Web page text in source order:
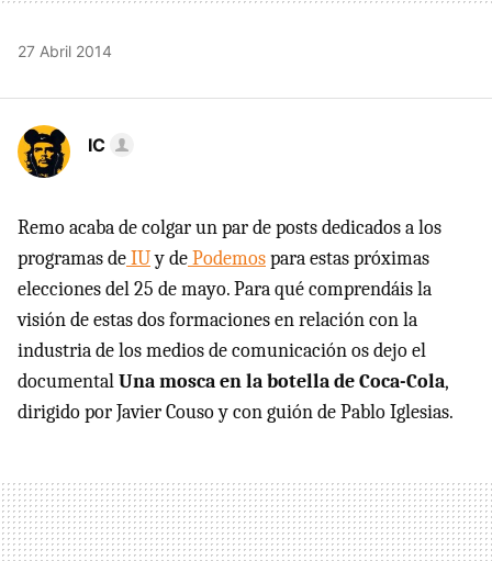
27 Abril 2014
IC
Remo acaba de colgar un par de posts dedicados a los
programas deIUy dePodemospara estas próximas
elecciones del 25 de mayo. Para qué comprendáis la
visión de estas dos formaciones en relación con la
industria de los medios de comunicación os dejo el
documentalUna mosca en la botella de Coca-Cola,
dirigido por Javier Couso y con guión de Pablo Iglesias.